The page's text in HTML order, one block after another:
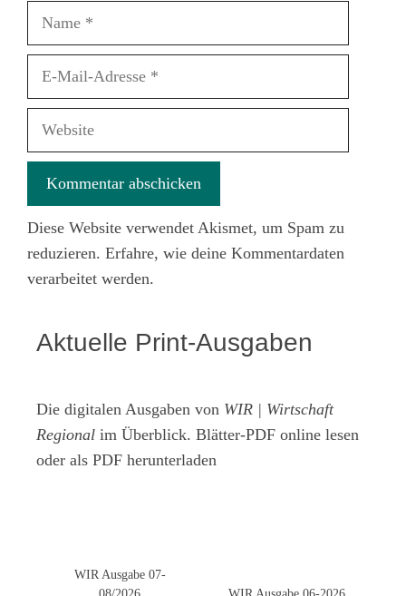
Name
Website
Diese Website verwendet Akismet, um Spam zu
reduzieren. Erfahre, wie deine Kommentardaten
verarbeitet werden.
Aktuelle Print-Ausgaben
Die digitalen Ausgaben von WIR | Wirtschaft
Regional im Überblick. Blätter-PDF online lesen
oder als PDF herunterladen
WIR Ausgabe 07-